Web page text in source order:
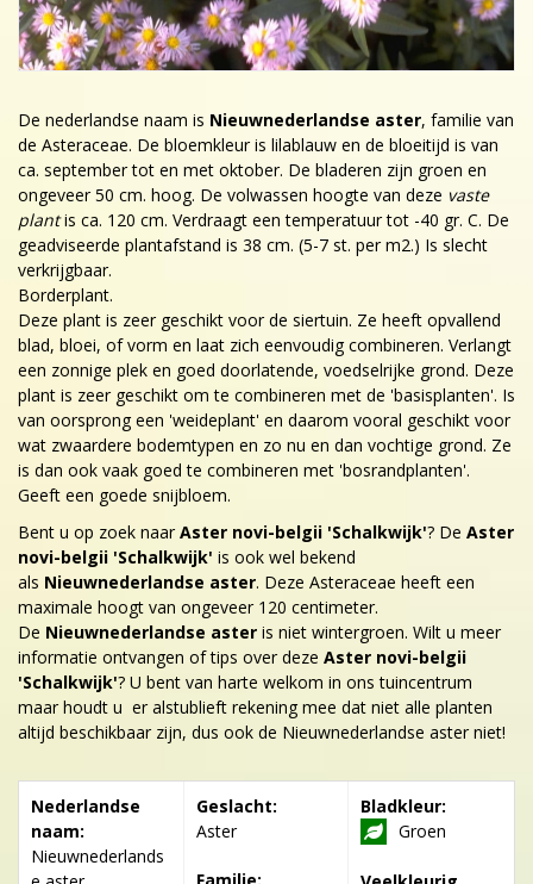
De nederlandse naam is Nieuwnederlandse aster, familie van
de Asteraceae. De bloemkleur is lilablauw en de bloeitijd is van
ca. september tot en met oktober. De bladeren zijn groen en
ongeveer 50 cm. hoog. De volwassen hoogte van deze vaste
plantis ca. 120 cm. Verdraagt een temperatuur tot -40 gr. C. De
geadviseerde plantafstand is 38 cm. (5-7 st. per m2.) Is slecht
verkrijgbaar.
Borderplant.
Deze plant is zeer geschikt voor de siertuin. Ze heeft opvallend
blad, bloei, of vorm en laat zich eenvoudig combineren. Verlangt
een zonnige plek en goed doorlatende, voedselrijke grond. Deze
plant is zeer geschikt om te combineren met de 'basisplanten'. Is
van oorsprong een 'weideplant' en daarom vooral geschikt voor
wat zwaardere bodemtypen en zo nu en dan vochtige grond. Ze
is dan ook vaak goed te combineren met 'bosrandplanten'.
Geeft een goede snijbloem.
Bent u op zoek naarAster novi-belgii 'Schalkwijk'? De Aster
novi-belgii 'Schalkwijk' is ook wel bekend
als Nieuwnederlandse aster. Deze Asteraceae heeft een
maximale hoogt van ongeveer 120 centimeter.
De Nieuwnederlandse aster is niet wintergroen. Wilt u meer
informatie ontvangen of tips over deze Aster novi-belgii
'Schalkwijk'? U bent van harte welkom in ons tuincentrum
maar houdt u er alstublieft rekening mee dat niet alle planten
altijd beschikbaar zijn, dus ook de Nieuwnederlandse aster niet!
Nederlandse
naam:
Nieuwnederlands
Geslacht:
Aster
Bladkleur:
Groen